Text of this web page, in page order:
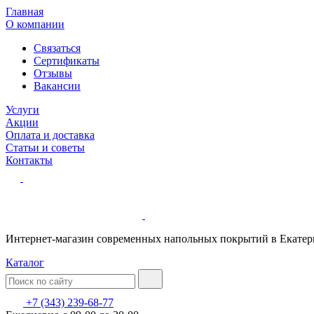
Главная
О компании
Связаться
Сертификаты
Отзывы
Вакансии
Услуги
Акции
Оплата и доставка
Статьи и советы
Контакты
Интернет-магазин современных напольных покрытий в
Каталог
+7 (343) 239-68-77